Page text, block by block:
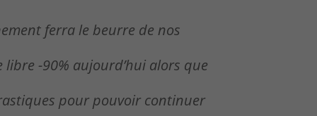
ferra le beurre de nos
-90% aujourd’hui alors que
pour pouvoir continuer